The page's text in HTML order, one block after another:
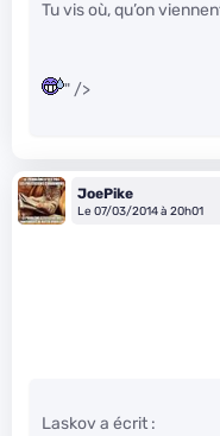
Tu vis où, qu’on
" />
JoePike
Le 07/03/2014 à 20h01
Laskov a écrit :